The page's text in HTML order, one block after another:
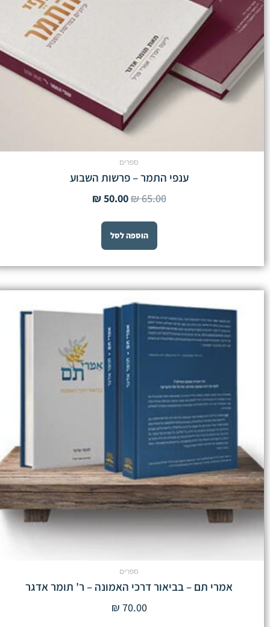
ספרים
ענפי התמר – פרשות השבוע
₪65.00
₪50.00
הוספה לסל
ספרים
אמרי תם – בביאור דרכי האמונה – ר' תומר אדגר
₪ 70.00